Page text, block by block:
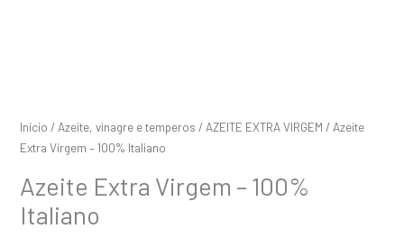
Início / Azeite, vinagre e temperos / AZEITE EXTRA VIRGEM / Azeite
Extra Virgem – 100% Italiano
Azeite Extra Virgem – 100%
Italiano